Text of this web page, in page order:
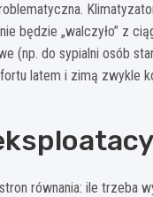
będzie „walczyło” z
(np. do sypialni osób
latem i zimą
równania: ile trzeba